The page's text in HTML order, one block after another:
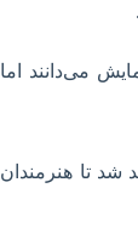
می‌دانند اما
شد تا هنرمندان